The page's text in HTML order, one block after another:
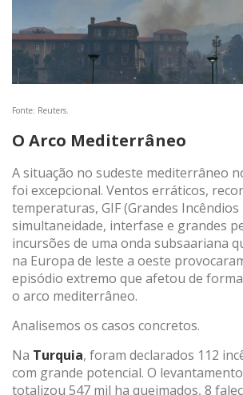
Fonte: Reuters.
O Arco Mediterrâneo
A situação no sudeste mediterrâneo
foi excepcional. Ventos erráticos,
temperaturas, GIF (Grandes Incêndios
simultaneidade, interfase e grandes
incursões de uma onda subsaariana
na Europa de leste a oeste
episódio extremo que afetou de
o arco mediterrâneo.
Analisemos os casos concretos.
Na Turquia, foram declarados 112
com grande potencial. O
totalizou 547 mil ha queimados, 8